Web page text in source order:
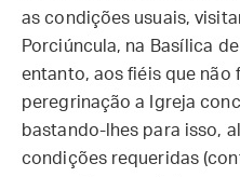
as condições usuais,
Porciúncula, na Basílica
entanto, aos fiéis que não
peregrinação a Igreja
bastando-lhes para isso,
condições requeridas